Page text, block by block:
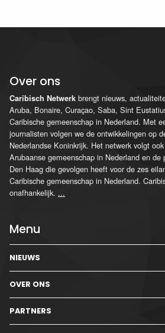
Over ons
Caribisch Netwerk brengt nieuws,
Aruba, Bonaire, Curaçao, Saba, Sint
Caribische gemeenschap in Nederland. Met
journalisten volgen we de ontwikkelingen op
Nederlandse Koninkrijk. Het netwerk volgt
Arubaanse gemeenschap in Nederland en
Den Haag die gevolgen heeft voor de zes
Caribische gemeenschap in Nederland.
onafhankelijk. ...
Menu
NIEUWS
OVER ONS
PARTNERS